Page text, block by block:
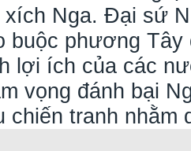
xích Nga. Đại sứ
buộc phương
lợi ích của các
vọng đánh bại
chiến tranh nhằm